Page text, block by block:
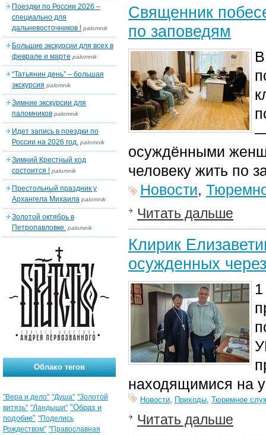
Священник
по заповедям
—
осуждёнными
человеку жить по
Новости,
Читать дальше
Клирик
осужденных
находящимися на
Новости, Приходы, Тюремное
Читать дальше
Поездки по России 2026 –
специально для
дальневосточников ! palomnik
Большие экскурсии для всех в
феврале и марте palomnik
“Татьянин день” – большая
экскурсия palomnik
Зимние экскурсии для
паломников palomnik
Идет запись в поездки по
России на 2026 год. palomnik
Зимний Крестный ход
состоится ! palomnik
Престольный праздник у
Архангела Михаила palomnik
Золотой октябрь в
Петропавловке. palomnik
Облако тегов
"Вера и дело" "Душа" "Золотой
витязь" "Ландыши" "Образ и
подобие" "Поделись
Рождеством" "Православная